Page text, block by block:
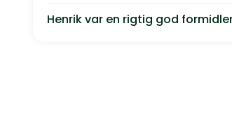
Henrik var en rigtig god